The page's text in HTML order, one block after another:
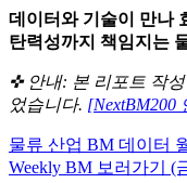
데이터와 기술이 만나
탄력성까지 책임지는
✜ 안내: 본 리포트 작
었습니다. [NextBM200
물류 산업 BM 데이터
Weekly BM 보러가기 (